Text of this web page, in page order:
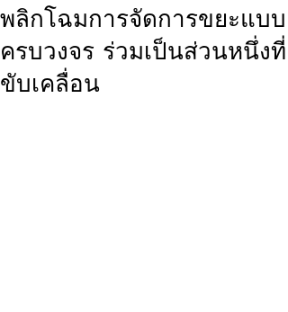
พลิกโฉมการจัดการขยะแบบ
ครบวงจร ร่วมเป็นส่วนหนึ่งที่
ขับเคลื่อน